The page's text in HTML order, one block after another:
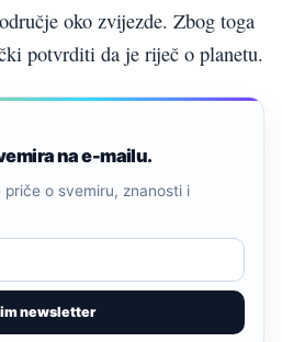
oko zvijezde. Zbog toga
potvrditi da je riječ o planetu.
na e-mailu.
newsletter
o svemiru, znanosti i